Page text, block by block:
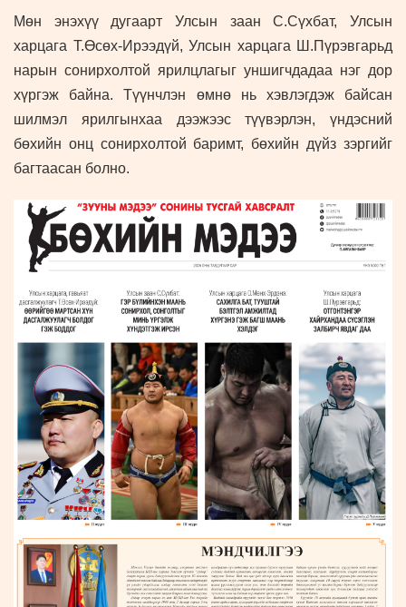
Мөн энэхүү дугаарт Улсын заан С.Сүхбат, Улсын
харцага Т.Өсөх-Ирээдүй, Улсын харцага Ш.Пүрэвгарьд
нарын сонирхолтой ярилцлагыг уншигчдадаа нэг дор
хүргэж байна. Түүнчлэн өмнө нь хэвлэгдэж байсан
шилмэл ярилгынхаа дээжээс түүвэрлэн, үндэсний
бөхийн онц сонирхолтой баримт, бөхийн дүйз зэргийг
багтаасан болно.